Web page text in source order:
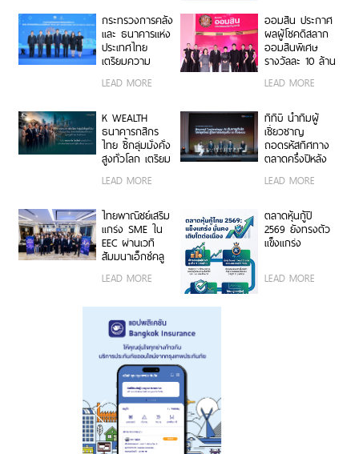
ปีที่ถือบัตร
สวัสดิการฯ ให้
ลืมตาอ้าปากได้
ดอกเบี้ยต่ำ ไม่
ต้องใช้หลัก
ประกัน กู้สะดวก
ปลอดภัยผ่าน
ไม่ควรเป็นผู้รับ
ผลกระทบ
กระทรวงการคลัง
และ ธนาคารแห่ง
ประเทศไทย
เตรียมความ
การ เป็นเจ้าภาพ
ปีกองทุนการเงิน
ระหว่างประเทศ
และกลุ่ม
ธนาคารโลก
2569
LEAD MORE
ออมสิน ประกาศ
ผลผู้โชคดีสลาก
ออมสินพิเศษ
รางวัลละ 10 ล้าน
รางวัล ส่งท้าย
113 ปี
LEAD MORE
K WEALTH
ธนาคารกสิกร
ไทย ชี้กลุ่มมั่งคั่ง
สูงทั่วโลก เตรียม
รับมือ “The
Great Wealth
สินทรัพย์มูลค่า
กว่า 622 ล้าน
ล้านบาทให้รอด
ถึงทายาทรุ่นต่อ
LEAD MORE
ทีทีบี นำทีมผู้
เชี่ยวชาญ
ถอดรหัสทิศทาง
ตลาดครึ่งปีหลัง
ผันผวนและคว้า
อย่างมั่นใจ
LEAD MORE
ไทยพาณิชย์เสริม
แกร่ง SME ใน
EEC ผ่านเวที
สัมมนาเอ็กซ์คลู
บทบาท CFO
ขับเคลื่อนองค์กร
เติบโตยั่งยืน
LEAD MORE
ตลาดหุ้นกู้ปี
2569 ยังทรงตัว
แข็งแกร่ง
LEAD MORE